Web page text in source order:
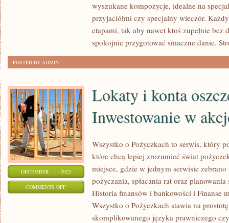
KULINARNE
–
RELACJE
SMAKI
ŚWIATA
wyszukane kompozycje, idealne na
przyjaciółmi czy specjalny wieczór.
etapami, tak aby nawet ktoś zupełnie bez
spokojnie przygotować smaczne danie.
POSTED BY ADMIN
DECEMBER - 1 - 2025
COMMENTS OFFON
Lokaty i konta
Inwestowanie w
Wszystko o Pożyczkach to serwis, który
które chcą lepiej zrozumieć świat
miejsce, gdzie w jednym serwisie
pożyczania, spłacania rat oraz
Historia finansów i bankowości i Finanse
Wszystko o Pożyczkach stawia na
skomplikowanego języka prawniczego